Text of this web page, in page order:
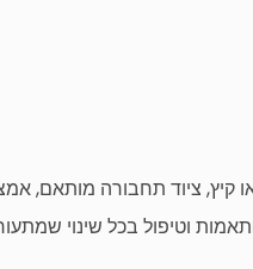
ציוד תחבורה מותאם,
וטיפול בכל שינוי